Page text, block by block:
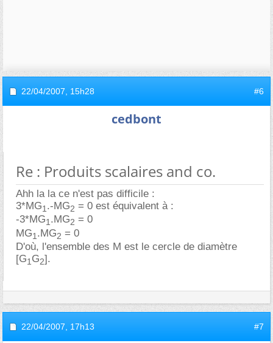
22/04/2007, 15h28 #6
cedbont
Re : Produits scalaires and co.
Ahh la la ce n'est pas difficile :
3*MG1 .-MG2 = 0 est équivalent à :
-3*MG1.MG2 = 0
MG1 .MG2 = 0
D'où, l'ensemble des M est le cercle de diamètre
[G1G2].
22/04/2007, 17h13 #7